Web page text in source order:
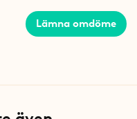
Lämna omdöme